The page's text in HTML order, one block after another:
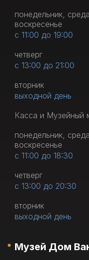
понедельник,
воскресенье
с 11:00 до 19:00
четверг
с 13:00 до 21:00
вторник
выходной день
Касса и Музейный
понедельник,
воскресенье
с 11:00 до 18:30
четверг
с 13:00 до 20:30
вторник
выходной день
Музей Дом